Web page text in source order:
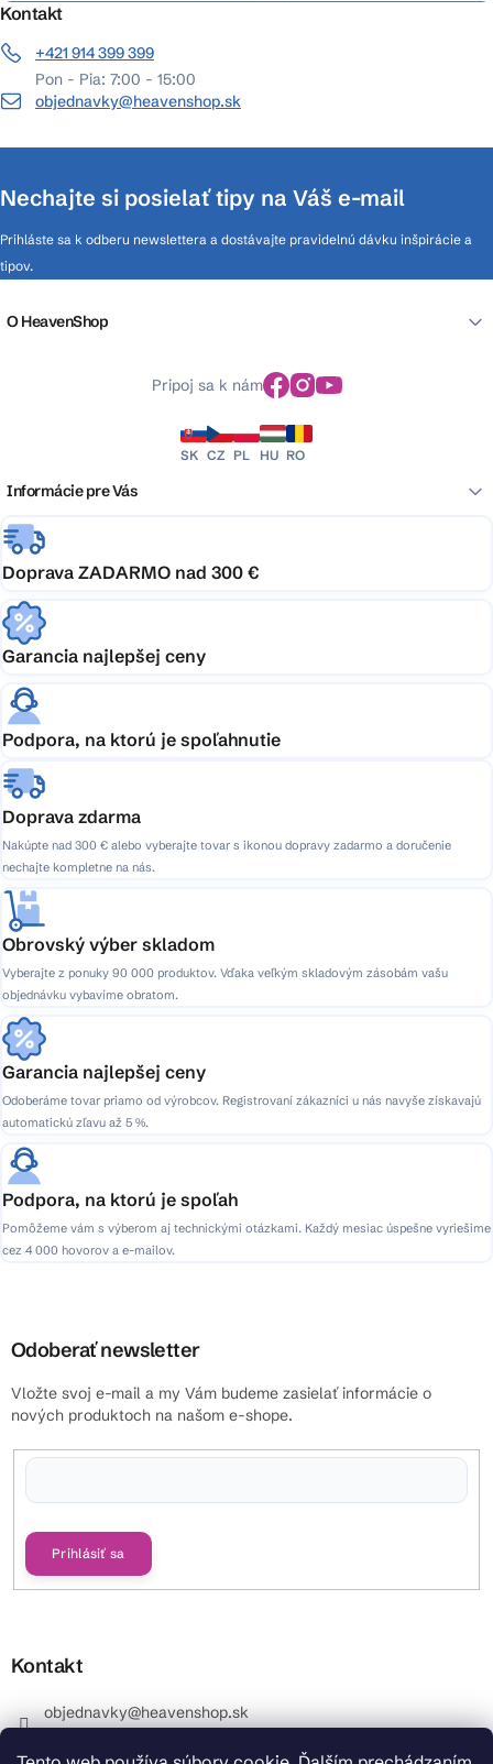
Kontakt
+421 914 399 399
Pon - Pia: 7:00 - 15:00
objednavky@heavenshop.sk
Nechajte si posielať tipy na Váš e-mail
Prihláste sa k odberu newslettera a dostávajte pravidelnú dávku inšpirácie a
tipov.
O HeavenShop
Pripoj sa k nám
SK CZ PL HU RO
Informácie pre Vás
Doprava ZADARMO nad 300 €
Garancia najlepšej ceny
Podpora, na ktorú je spoľahnutie
Doprava zdarma
Nakúpte nad 300 € alebo vyberajte tovar s ikonou dopravy zadarmo a doručenie
nechajte kompletne na nás.
Obrovský výber skladom
Vyberajte z ponuky 90 000 produktov. Vďaka veľkým skladovým zásobám vašu
objednávku vybavíme obratom.
Garancia najlepšej ceny
Odoberáme tovar priamo od výrobcov. Registrovaní zákazníci u nás navyše získavajú
automatickú zľavu až 5 %.
Podpora, na ktorú je spoľah
Pomôžeme vám s výberom aj technickými otázkami. Každý mesiac úspešne vyriešime
cez 4 000 hovorov a e-mailov.
Odoberať newsletter
Vložte svoj e-mail a my Vám budeme zasielať informácie o
nových produktoch na našom e-shope.
Prihlásiť sa
Kontakt
objednavky@heavenshop.sk